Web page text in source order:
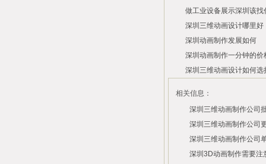
做工业设备展示深圳该
司？
2026/07/21
深圳三维动画设计哪里好
2026/03/10
深圳动画制作发展如何
2026/03/03
深圳动画制作一分钟的价
2026/02/28
深圳三维动画设计如何选
相关信息：
深圳三维动画制作公司
费？
2026/07/29
深圳三维动画制作公司
用？
2026/07/27
深圳三维动画制作公司
付费吗？
深圳3D动画制作需要注